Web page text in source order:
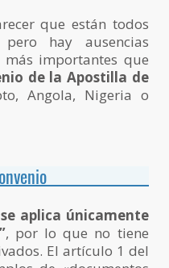
que están todos
hay ausencias
más importantes que
de la Apostilla de
Angola, Nigeria o
aplica únicamente
, por lo que no tiene
El artículo 1 del